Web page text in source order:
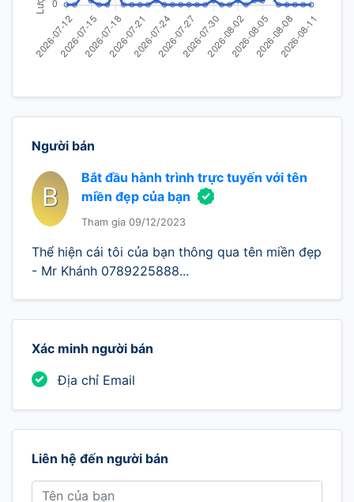
Người bán
B
Bắt đầu hành trình trực tuyến với tên
miền đẹp của bạn
Tham gia 09/12/2023
Thể hiện cái tôi của bạn thông qua tên miền đẹp
- Mr Khánh 0789225888...
Xác minh người bán
Địa chỉ Email
Liên hệ đến người bán